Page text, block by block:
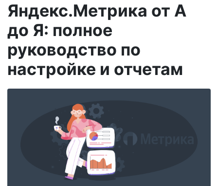
Яндекс.Метрика от А
до Я: полное
руководство по
настройке и отчетам